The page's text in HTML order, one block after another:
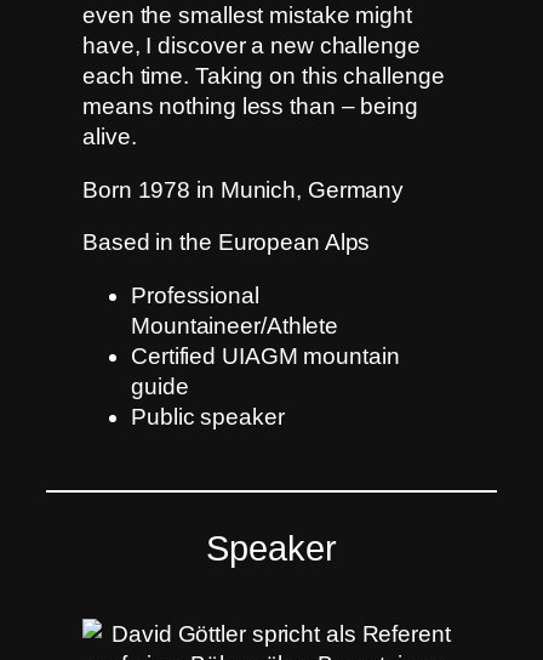
even the smallest mistake might
have, I discover a new challenge
each time. Taking on this challenge
means nothing less than – being
alive.
Born 1978 in Munich, Germany
Based in the European Alps
Professional
Mountaineer/Athlete
Certified UIAGM mountain
guide
Public speaker
Speaker